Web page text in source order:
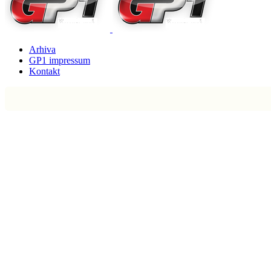
Arhiva
GP1 impressum
Kontakt